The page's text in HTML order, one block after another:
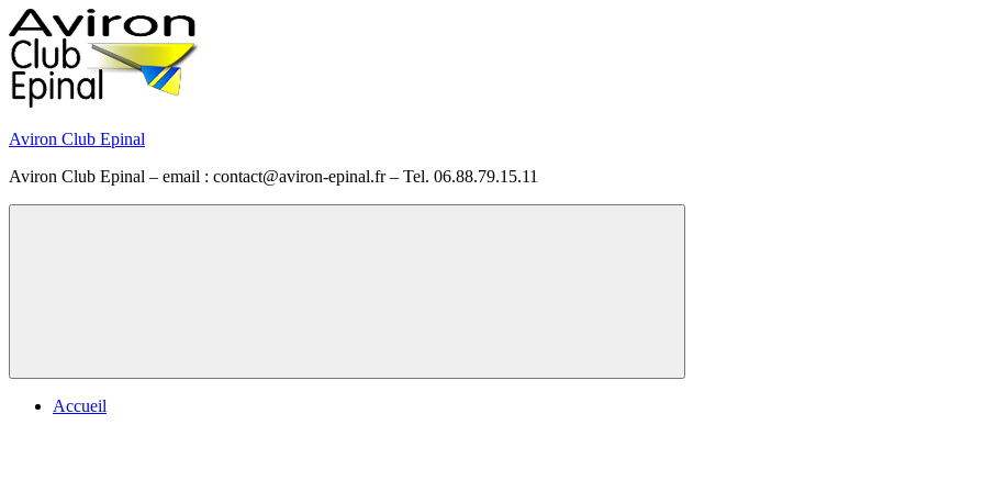
Skip
to
content
Aviron Club Epinal
Aviron Club Epinal – email : contact@aviron-epinal.fr – Tel. 06.88.79.15.11
Menu
Accueil